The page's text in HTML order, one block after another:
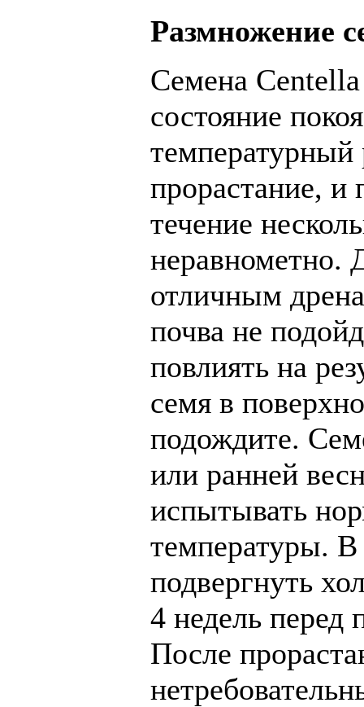
Размножение
Семена
состояние
прорастание, и
течение
неравнометно.
отличным
почва не
повлиять на
семя в
подождите.
или ранней
испытывать
температуры. В
подвергнуть
4 недель перед
После